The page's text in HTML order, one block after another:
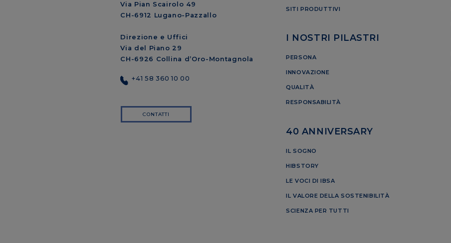
Via Pian Scairolo 49
CH-6912 Lugano-Pazzallo
Direzione e Uffici
Via del Piano 29
CH-6926 Collina d’Oro-Montagnola
+41 58 360 10 00
CONTATTI
SITI PRODUTTIVI
I NOSTRI PILASTRI
PERSONA
INNOVAZIONE
QUALITÀ
RESPONSABILITÀ
40 ANNIVERSARY
IL SOGNO
HIBSTORY
LE VOCI DI IBSA
IL VALORE DELLA SOSTENIBILITÀ
SCIENZA PER TUTTI